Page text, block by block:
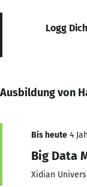
Logg
Ausbildung von
Bis heute 4
Big Data
Xidian